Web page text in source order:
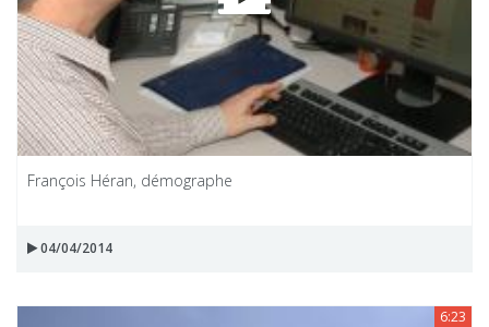
François Héran, démographe
04/04/2014
6:23